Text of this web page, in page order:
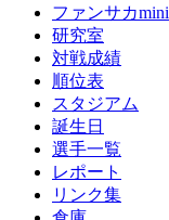
ファンサカmini
研究室
対戦成績
順位表
スタジアム
誕生日
選手一覧
レポート
リンク集